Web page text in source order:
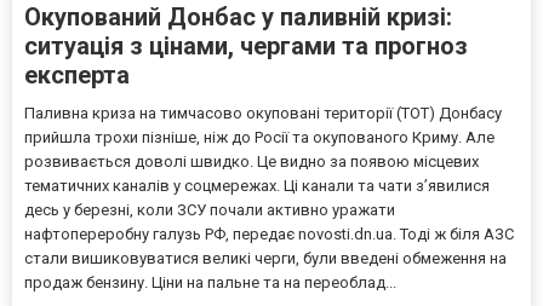
Окупований Донбас у паливній кризі:
ситуація з цінами, чергами та прогноз
експерта
Паливна криза на тимчасово окуповані території (ТОТ) Донбасу
прийшла трохи пізніше, ніж до Росії та окупованого Криму. Але
розвивається доволі швидко. Це видно за появою місцевих
тематичних каналів у соцмережах. Ці канали та чати з’явилися
десь у березні, коли ЗСУ почали активно уражати
нафтопереробну галузь РФ, передає novosti.dn.ua. Тоді ж біля АЗС
стали вишиковуватися великі черги, були введені обмеження на
продаж бензину. Ціни на пальне та на переоблад...